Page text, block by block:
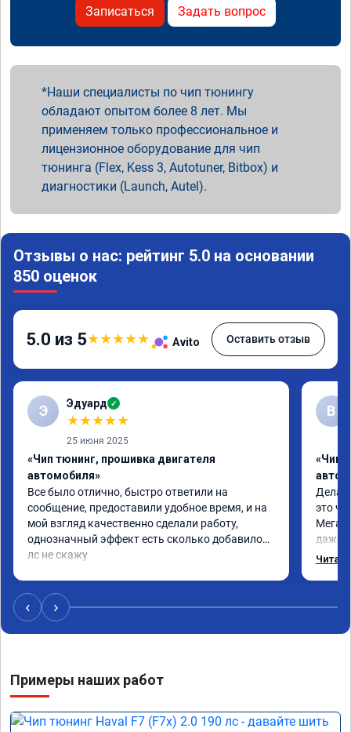
Записаться Задать вопрос
Наши специалисты по чип тюнингу
обладают опытом более 8 лет. Мы
применяем только профессиональное и
лицензионное оборудование для чип
тюнинга (Flex, Kess 3, Autotuner, Bitbox) и
диагностики (Launch, Autel).
Отзывы о нас: рейтинг 5.0 на основании
850 оценок
5.0 из 5★★★★★ Avito Оставить отзыв
Э Эдуард ✓
★★★★★
25 июня 2025
«Чип тюнинг, прошивка двигателя
автомобиля»
Все было отлично, быстро ответили на
сообщение, предоставили удобное время, и на
мой взгляд качественно сделали работу,
однозначный эффект есть сколько добавилось
лс не скажу
В
«Чип
Делал
это
Мега
даже
одно
‹ ›
Примеры наших работ